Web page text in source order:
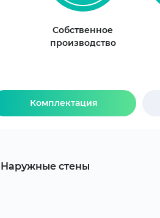
Собственное
производство
Комплектация
Наружные стены